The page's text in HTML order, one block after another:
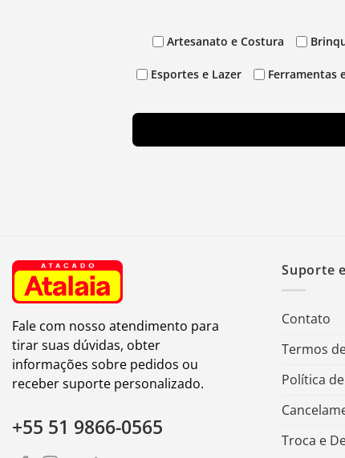
Artesanato e Costura
Esportes e Lazer Ferramentas
Fale com nosso atendimento para
tirar suas dúvidas, obter
informações sobre pedidos ou
receber suporte personalizado.
+55 51 9866-0565
Suporte
Contato
Termos
Política
Troca e